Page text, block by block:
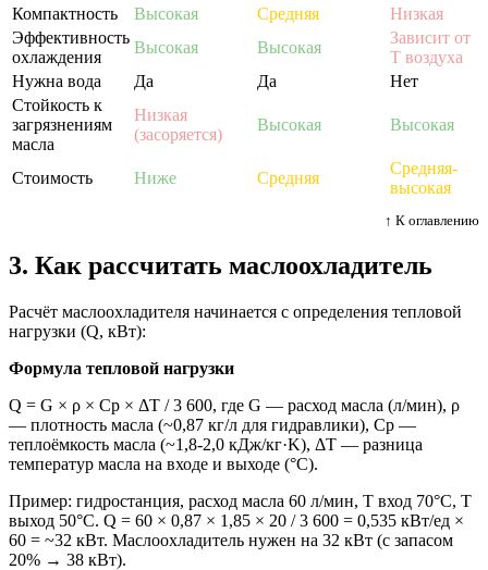
Компактность
Высокая Средняя
Низкая
Эффективность
охлаждения
Высокая Высокая
Зависит от
T воздуха
Нужна вода
Да Да
Нет
Стойкость к
загрязнениям
масла
Низкая
(засоряется)
Высокая Высокая
Стоимость Ниже Средняя
Средняя-
высокая
↑ К оглавлению
3. Как рассчитать маслоохладитель
Расчёт маслоохладителя начинается с определения тепловой
нагрузки (Q, кВт):
Формула тепловой нагрузки
Q = G × ρ × Cp × ΔT / 3 600, где G — расход масла (л/мин), ρ
— плотность масла (~0,87 кг/л для гидравлики), Cp —
теплоёмкость масла (~1,8-2,0 кДж/кг·K), ΔT — разница
температур масла на входе и выходе (°C).
Пример: гидростанция, расход масла 60 л/мин, Т вход 70°C, Т
выход 50°C. Q = 60 × 0,87 × 1,85 × 20 / 3 600 = 0,535 кВт/ед ×
60 = ~32 кВт. Маслоохладитель нужен на 32 кВт (с запасом
20% → 38 кВт).